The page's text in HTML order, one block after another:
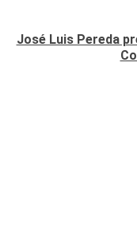
José Luis Pereda